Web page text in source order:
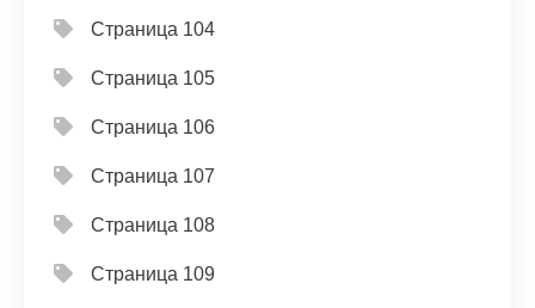
Страница 104
Страница 105
Страница 106
Страница 107
Страница 108
Страница 109